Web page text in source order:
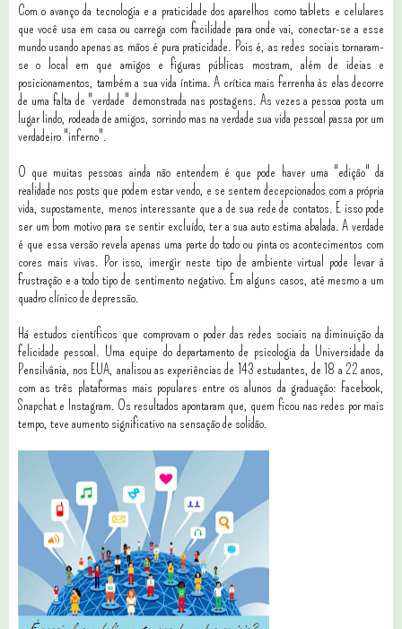
Com o avanço da tecnologia e a praticidade dos aparelhos como tablets e celulares
que você usa em casa ou carrega com facilidade para onde vai, conectar-se a esse
mundo usando apenas as mãos é pura praticidade. Pois é, as redes sociais tornaram-
se o local em que amigos e figuras públicas mostram, além de ideias e
posicionamentos, também a sua vida íntima. A crítica mais ferrenha às elas decorre
de uma falta de "verdade" demonstrada nas postagens. As vezes a pessoa posta um
lugar lindo, rodeada de amigos, sorrindo mas na verdade sua vida pessoal passa por um
verdadeiro "inferno".
O que muitas pessoas ainda não entendem é que pode haver uma "edição" da
realidade nos posts que podem estar vendo, e se sentem decepcionados com a própria
vida, supostamente, menos interessante que a de sua rede de contatos. E isso pode
ser um bom motivo para se sentir excluído, ter a sua auto estima abalada. A verdade
é que essa versão revela apenas uma parte do todo ou pinta os acontecimentos com
cores mais vivas. Por isso, imergir neste tipo de ambiente virtual pode levar à
frustração e a todo tipo de sentimento negativo. Em alguns casos, até mesmo a um
quadro clínico de depressão.
Há estudos científicos que comprovam o poder das redes sociais na diminuição da
felicidade pessoal. Uma equipe do departamento de psicologia da Universidade da
Pensilvânia, nos EUA, analisou as experiências de 143 estudantes, de 18 a 22 anos,
com as três plataformas mais populares entre os alunos da graduação: Facebook,
Snapchat e Instagram. Os resultados apontaram que, quem ficou nas redes por mais
tempo, teve aumento significativo na sensação de solidão.